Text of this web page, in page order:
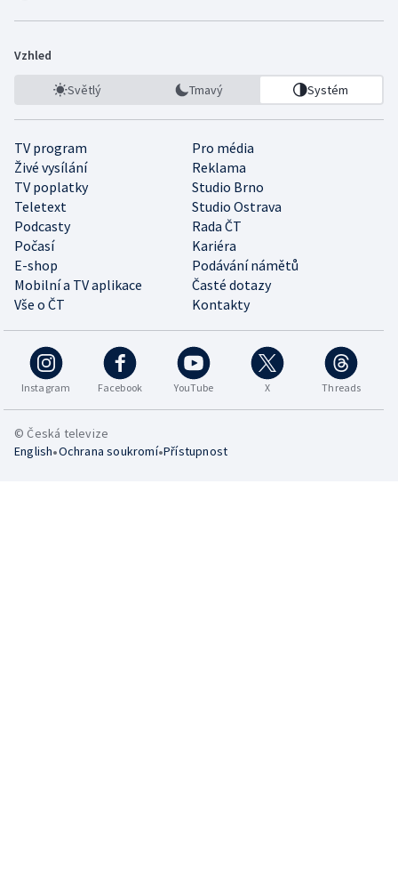
Vzhled
Světlý Tmavý Systém
TV program
Pro média
Živé vysílání
Reklama
TV poplatky
Studio Brno
Teletext
Studio Ostrava
Podcasty
Rada ČT
Počasí
Kariéra
E-shop
Podávání námětů
Mobilní a TV aplikace
Časté dotazy
Vše o ČT
Kontakty
Instagram Facebook YouTube X Threads
© Česká televize
English•Ochrana soukromí•Přístupnost